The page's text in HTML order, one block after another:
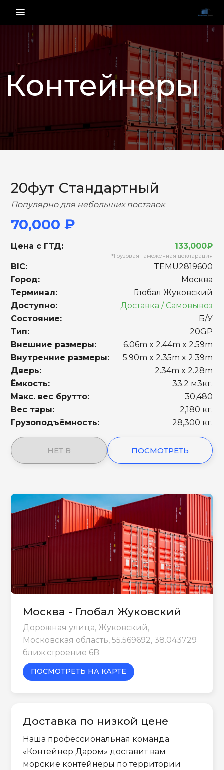
menu_vert
Контейнеры
НАЗАД ВПЕРЕД
20фут Стандартный
Популярно для небольших поставок
70,000 ₽
Цена с ГТД: 133,000₽
*Грузовая таможенная декларация
BIC:
TEMU2819600
Город:
Москва
Терминал:
Глобал Жуковский
Доступно:
Доставка / Самовывоз
Состояние:
Б/У
Тип:
20GP
Внешние размеры:
6.06m x 2.44m x 2.59m
Внутренние размеры:
5.90m x 2.35m x 2.39m
Дверь:
2.34m x 2.28m
Ёмкость:
33.2 м3кг.
Макс. вес брутто:
30,480
Вес тары:
2,180 кг.
Грузоподъёмность:
28,300 кг.
НЕТ В ПОСМОТРЕТЬ
Москва - Глобал Жуковский
Дорожная улица, Жуковский,
Московская область, 55.569692, 38.043729
ближ.строение 6B
ПОСМОТРЕТЬ НА КАРТЕ
Доставка по низкой цене
Наша профессиональная команда
«Контейнер Даром» доставит вам
морские контейнеры по территории